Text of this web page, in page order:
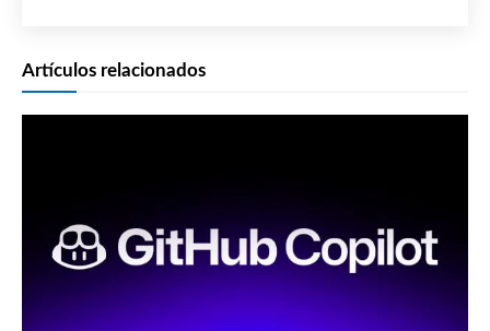
Artículos relacionados